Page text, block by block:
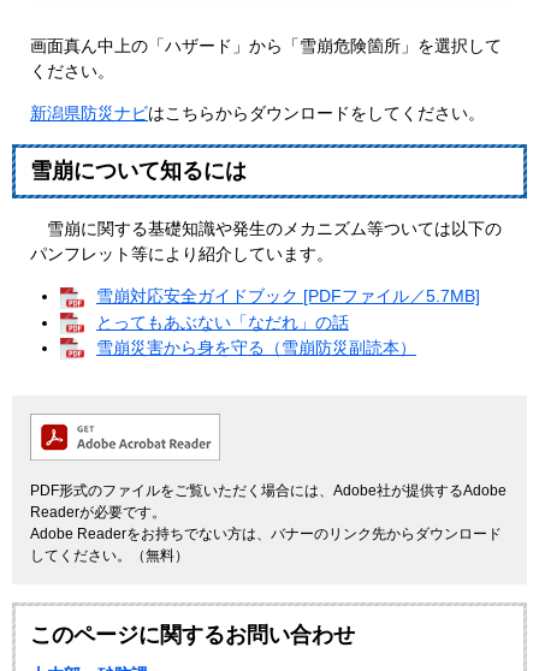
画面真ん中上の「ハザード」から「雪崩危険箇所」を選択して
ください。
新潟県防災ナビはこちらからダウンロードをしてください。
雪崩について知るには
雪崩に関する基礎知識や発生のメカニズム等ついては以下の
パンフレット等により紹介しています。
雪崩対応安全ガイドブック [PDFファイル／5.7MB]
とってもあぶない「なだれ」の話
雪崩災害から身を守る（雪崩防災副読本）
PDF形式のファイルをご覧いただく場合には、Adobe社が提供するAdobe
Readerが必要です。
Adobe Readerをお持ちでない方は、バナーのリンク先からダウンロード
してください。（無料）
このページに関するお問い合わせ